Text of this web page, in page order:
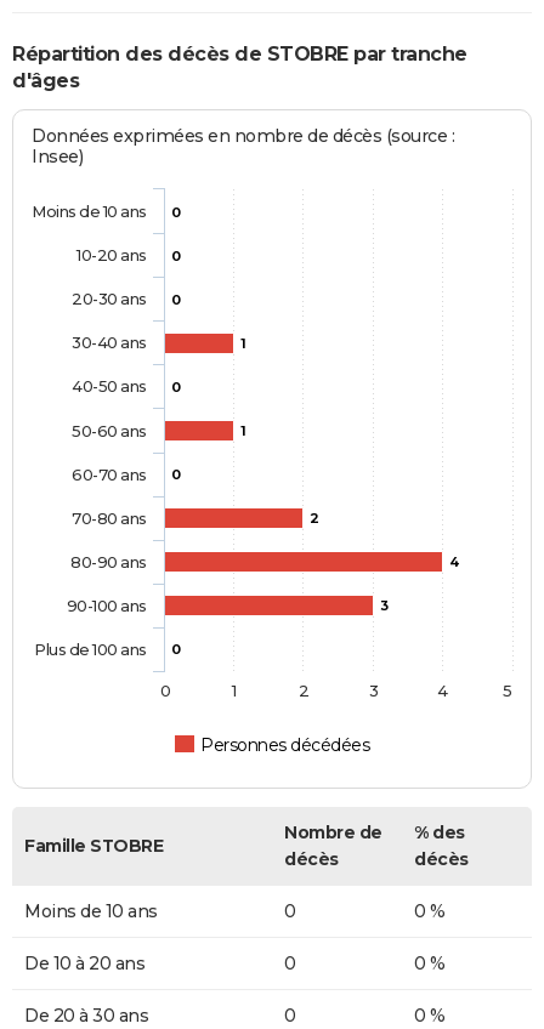
Répartition des décès de STOBRE par tranche
d'âges
Données exprimées en nombre de décès (source :
Insee)
0
0
0
1
0
1
0
2
4
3
0
Personnes décédées
Moins de 10 ans
10-20 ans
20-30 ans
30-40 ans
40-50 ans
50-60 ans
60-70 ans
70-80 ans
80-90 ans
90-100 ans
Plus de 100 ans
0 1 2 3 4 5
Famille STOBRE
Nombre de
décès
% des
décès
Moins de 10 ans 0 0 %
De 10 à 20 ans 0 0 %
De 20 à 30 ans 0 0 %